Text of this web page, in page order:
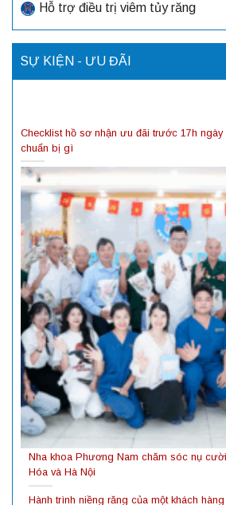
Hỗ trợ điều trị viêm tủy răng
SỰ KIỆN - ƯU ĐÃI
Checklist hồ sơ nhận ưu đãi trước 17h ngày
chuẩn bị gì
Nha khoa Phương Nam chăm sóc nụ
Hóa và Hà Nội
Hành trình niềng răng của một khách